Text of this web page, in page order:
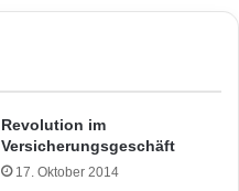
Revolution im
Versicherungsgeschäft
17. Oktober 2014